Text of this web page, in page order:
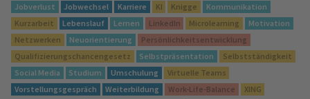
Jobverlust
Jobwechsel Karriere KI Knigge
Kommunikation
Kurzarbeit
Lebenslauf Lernen LinkedIn Microlearning
Motivation
Netzwerken
Neuorientierung
Persönlichkeitsentwicklung
Qualifizierungschancengesetz
Selbstpräsentation
Selbstständigkeit
Social Media
Studium Umschulung
Virtuelle Teams
Vorstellungsgespräch
Weiterbildung Work-Life-Balance
XING